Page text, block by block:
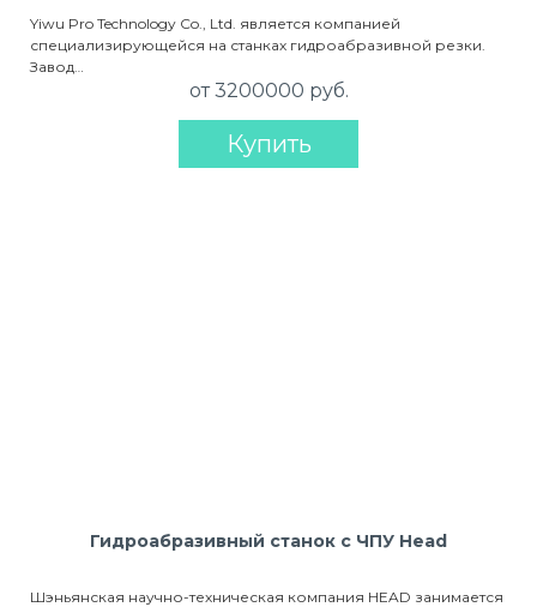
Yiwu Pro Technology Co., Ltd. является компанией
специализирующейся на станках гидроабразивной резки.
Завод…
от 3200000 руб.
Купить
Гидроабразивный станок с ЧПУ Head
Шэньянская научно-техническая компания HEAD занимается